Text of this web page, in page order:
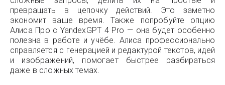
превращать в цепочку действий. Это заметно
экономит ваше время. Также попробуйте опцию
Алиса Про с YandexGPT 4 Pro — она будет особенно
полезна в работе и учёбе. Алиса профессионально
справляется с генерацией и редактурой текстов, идей
и изображений, помогает быстрее разбираться
даже в сложных темах.